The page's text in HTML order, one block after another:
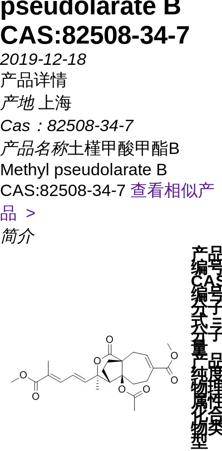
pseudolarate B
CAS:82508-34-7
2019-12-18
产品详情
产地
上海
Cas： 82508-34-7
产品名称土槿甲酸甲酯B
Methyl pseudolarate B
CAS:82508-34-7 查看相似产
品 >
简介
产
编
编
分
式 =
分
量
产
纯
物
属
化
物
型